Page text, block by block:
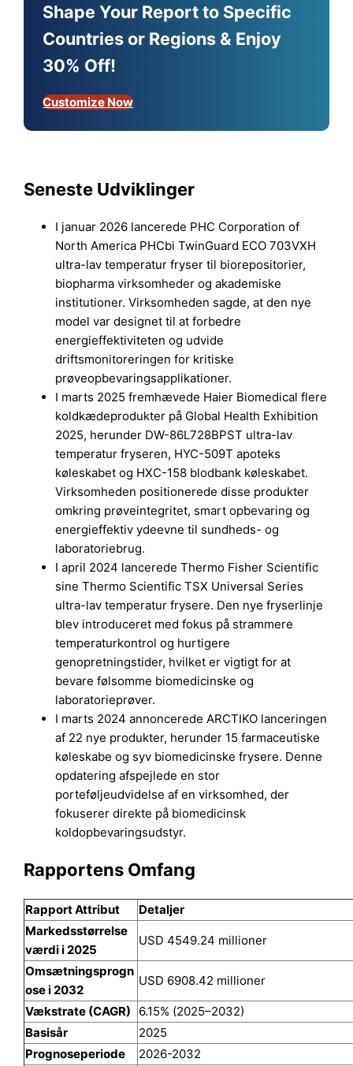
Shape Your Report to Specific
Countries or Regions & Enjoy
30% Off!
Customize Now
Seneste Udviklinger
I januar 2026 lancerede PHC Corporation of
North America PHCbi TwinGuard ECO 703VXH
ultra-lav temperatur fryser til biorepositorier,
biopharma virksomheder og akademiske
institutioner. Virksomheden sagde, at den nye
model var designet til at forbedre
energieffektiviteten og udvide
driftsmonitoreringen for kritiske
prøveopbevaringsapplikationer.
I marts 2025 fremhævede Haier Biomedical flere
koldkædeprodukter på Global Health Exhibition
2025, herunder DW-86L728BPST ultra-lav
temperatur fryseren, HYC-509T apoteks
køleskabet og HXC-158 blodbank køleskabet.
Virksomheden positionerede disse produkter
omkring prøveintegritet, smart opbevaring og
energieffektiv ydeevne til sundheds- og
laboratoriebrug.
I april 2024 lancerede Thermo Fisher Scientific
sine Thermo Scientific TSX Universal Series
ultra-lav temperatur frysere. Den nye fryserlinje
blev introduceret med fokus på strammere
temperaturkontrol og hurtigere
genopretningstider, hvilket er vigtigt for at
bevare følsomme biomedicinske og
laboratorieprøver.
I marts 2024 annoncerede ARCTIKO lanceringen
af 22 nye produkter, herunder 15 farmaceutiske
køleskabe og syv biomedicinske frysere. Denne
opdatering afspejlede en stor
porteføljeudvidelse af en virksomhed, der
fokuserer direkte på biomedicinsk
koldopbevaringsudstyr.
Rapportens Omfang
Rapport Attribut
Detaljer
Markedsstørrelse
værdi i 2025
USD 4549.24 millioner
Omsætningsprogn
ose i 2032
USD 6908.42 millioner
Vækstrate (CAGR)
6.15% (2025–2032)
Basisår
2025
Prognoseperiode
2026-2032